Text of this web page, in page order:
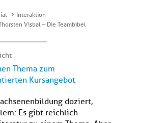
Interaktion
Visbal – Die Teambibel
Thema zum
Kursangebot
doziert,
Es gibt reichlich